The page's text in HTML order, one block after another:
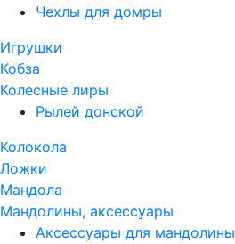
Чехлы для домры
Игрушки
Кобза
Колесные лиры
Рылей донской
Колокола
Ложки
Мандола
Мандолины, аксессуары
Аксессуары для мандолины